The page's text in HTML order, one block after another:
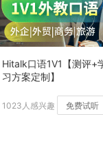
Hitalk口语1V1【测评+
习方案定制】
1023人感兴趣 免费试听